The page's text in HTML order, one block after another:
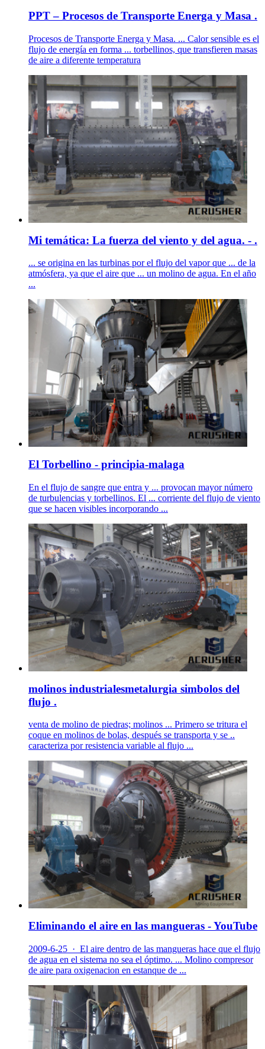
PPT – Procesos de Transporte Energa y Masa .
Procesos de Transporte Energa y Masa. ... Calor sensible es el
flujo de energía en forma ... torbellinos, que transfieren masas
de aire a diferente temperatura
Mi temática: La fuerza del viento y del agua. - .
... se origina en las turbinas por el flujo del vapor que ... de la
atmósfera, ya que el aire que ... un molino de agua. En el año
...
El Torbellino - principia-malaga
En el flujo de sangre que entra y ... provocan mayor número
de turbulencias y torbellinos. El ... corriente del flujo de viento
que se hacen visibles incorporando ...
molinos industrialesmetalurgia simbolos del
flujo .
venta de molino de piedras; molinos ... Primero se tritura el
coque en molinos de bolas, después se transporta y se ..
caracteriza por resistencia variable al flujo ...
Eliminando el aire en las mangueras - YouTube
2009-6-25 · El aire dentro de las mangueras hace que el flujo
de agua en el sistema no sea el óptimo. ... Molino compresor
de aire para oxigenacion en estanque de ...